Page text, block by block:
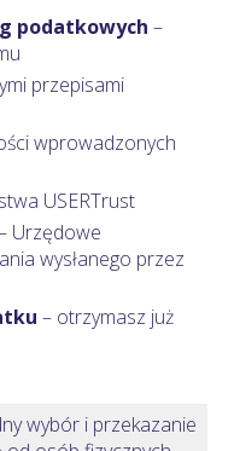
podatkowych–
przepisami
wprowadzonych
USERTrust
Urzędowe
wysłanego przez
– otrzymasz już
wybór i przekazanie